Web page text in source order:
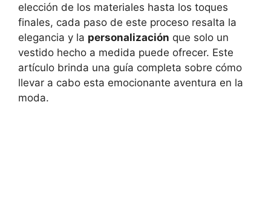
elección de los materiales hasta ‌los toques
⁣finales, cada paso de este proceso resalta la
elegancia y ‍la personalización que solo un
vestido hecho a medida puede ofrecer. Este
artículo brinda una guía completa sobre cómo
llevar a cabo esta emocionante aventura en la
moda.